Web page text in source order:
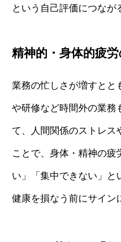
という自己評価につなが
精神的・身体的疲
業務の忙しさが増すとと
や研修など時間外の業務
て、人間関係のストレス
ことで、身体・精神の疲
い」「集中できない」と
健康を損なう前にサイン